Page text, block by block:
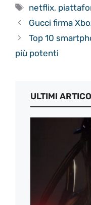
Tag
netflix,
Gucci firma
Top 10
più potenti
ULTIMI